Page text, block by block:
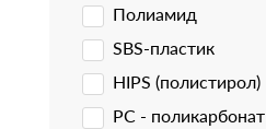
Полиамид
SBS-пластик
HIPS (полистирол)
PC - поликарбонат